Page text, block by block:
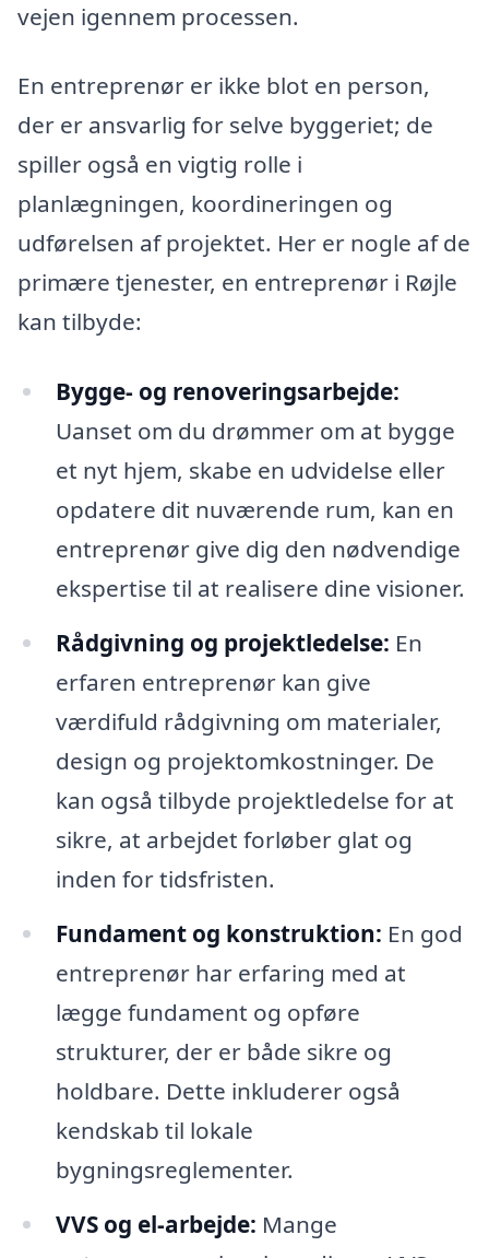
vejen igennem processen.
En entreprenør er ikke blot en person,
der er ansvarlig for selve byggeriet; de
spiller også en vigtig rolle i
planlægningen, koordineringen og
udførelsen af projektet. Her er nogle af de
primære tjenester, en entreprenør i Røjle
kan tilbyde:
Bygge- og renoveringsarbejde:
Uanset om du drømmer om at bygge
et nyt hjem, skabe en udvidelse eller
opdatere dit nuværende rum, kan en
entreprenør give dig den nødvendige
ekspertise til at realisere dine visioner.
Rådgivning og projektledelse: En
erfaren entreprenør kan give
værdifuld rådgivning om materialer,
design og projektomkostninger. De
kan også tilbyde projektledelse for at
sikre, at arbejdet forløber glat og
inden for tidsfristen.
Fundament og konstruktion: En god
entreprenør har erfaring med at
lægge fundament og opføre
strukturer, der er både sikre og
holdbare. Dette inkluderer også
kendskab til lokale
bygningsreglementer.
VVS og el-arbejde: Mange